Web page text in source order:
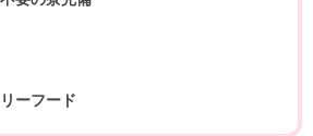
ーフード